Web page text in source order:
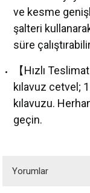
ve kesme
şalteri
süre
【Hızlı
kılavuz cetvel;
kılavuzu.
geçin.
Yorumlar